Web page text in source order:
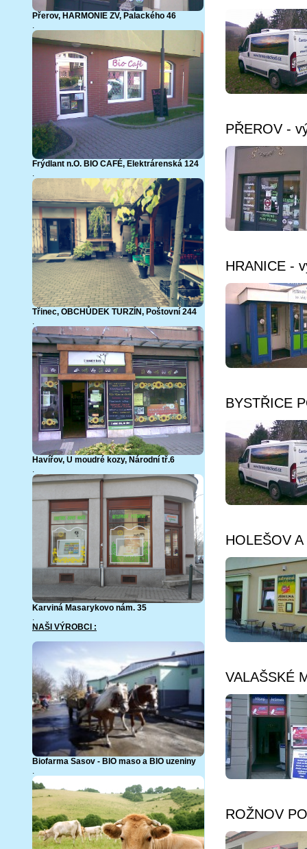
Přerov, HARMONIE ZV, Palackého 46
.
Frýdlant n.O. BIO CAFÉ, Elektrárenská 124
.
Třinec, OBCHŮDEK TURZÍN, Poštovní 244
.
Havířov, U moudré kozy, Národní tř.6
.
Karviná Masarykovo nám. 35
.
NAŠI VÝROBCI :
Biofarma Sasov - BIO maso a BIO uzeniny
.
PŘEROV -
HRANICE -
BYSTŘICE
HOLEŠOV
VALAŠSKÉ
ROŽNOV